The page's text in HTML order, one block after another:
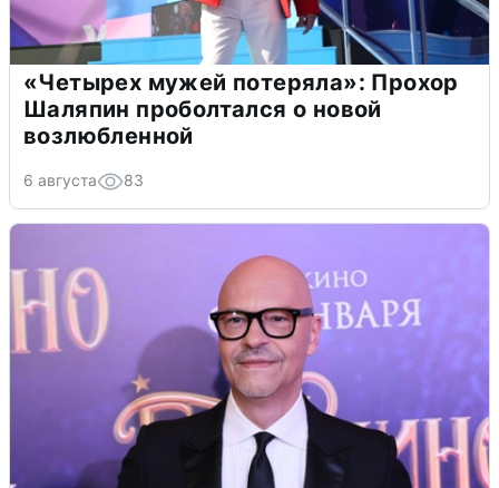
«Четырех мужей потеряла»: Прохор
Шаляпин проболтался о новой
возлюбленной
6 августа 83